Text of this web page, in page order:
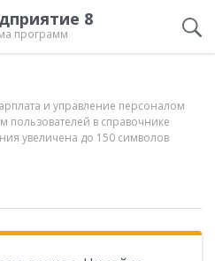
8
программ
и управление персоналом
в справочнике
увеличена до 150 символов